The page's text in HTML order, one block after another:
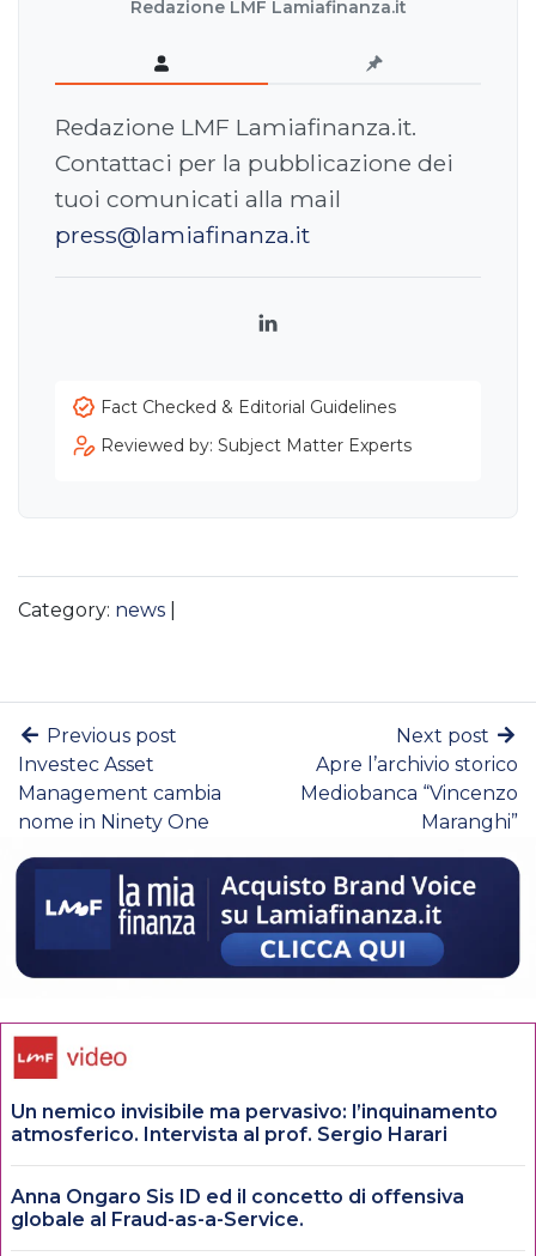
Redazione LMF Lamiafinanza.it
Redazione LMF Lamiafinanza.it.
Contattaci per la pubblicazione dei
tuoi comunicati alla mail
press@lamiafinanza.it
LinkedIn
Fact Checked & Editorial Guidelines
Reviewed by: Subject Matter Experts
Category: news
Previous post
Investec Asset
Management cambia
nome in Ninety One
Next post
Apre l’archivio storico
Mediobanca “Vincenzo
Maranghi”
Un nemico invisibile ma pervasivo: l’inquinamento
atmosferico. Intervista al prof. Sergio Harari
Anna Ongaro Sis ID ed il concetto di offensiva
globale al Fraud-as-a-Service.